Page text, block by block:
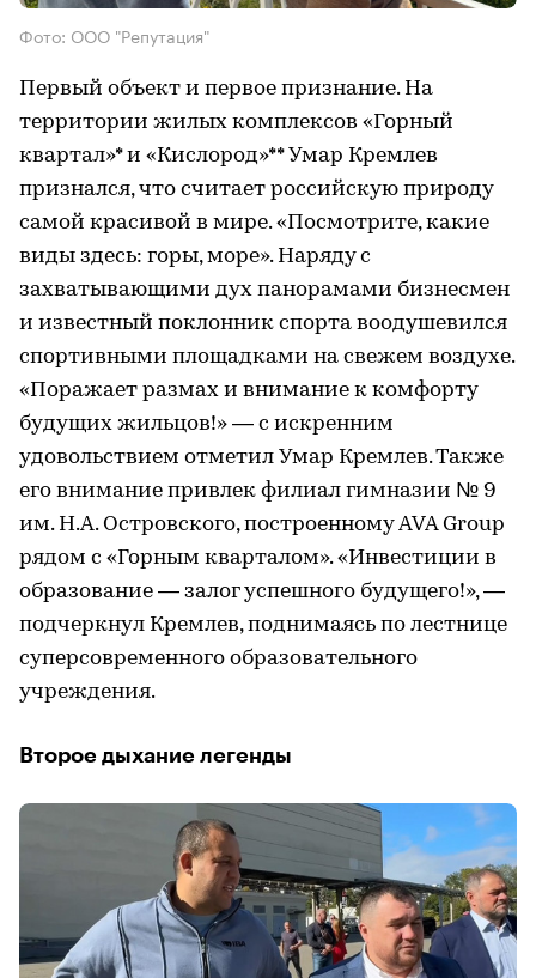
Фото: ООО "Репутация"
Первый объект и первое признание. На
территории жилых комплексов «Горный
квартал»* и «Кислород»** Умар Кремлев
признался, что считает российскую природу
самой красивой в мире. «Посмотрите, какие
виды здесь: горы, море». Наряду с
захватывающими дух панорамами бизнесмен
и известный поклонник спорта воодушевился
спортивными площадками на свежем воздухе.
«Поражает размах и внимание к комфорту
будущих жильцов!» — с искренним
удовольствием отметил Умар Кремлев. Также
его внимание привлек филиал гимназии № 9
им. Н.А. Островского, построенному AVA Group
рядом с «Горным кварталом». «Инвестиции в
образование — залог успешного будущего!», —
подчеркнул Кремлев, поднимаясь по лестнице
суперсовременного образовательного
учреждения.
Второе дыхание легенды